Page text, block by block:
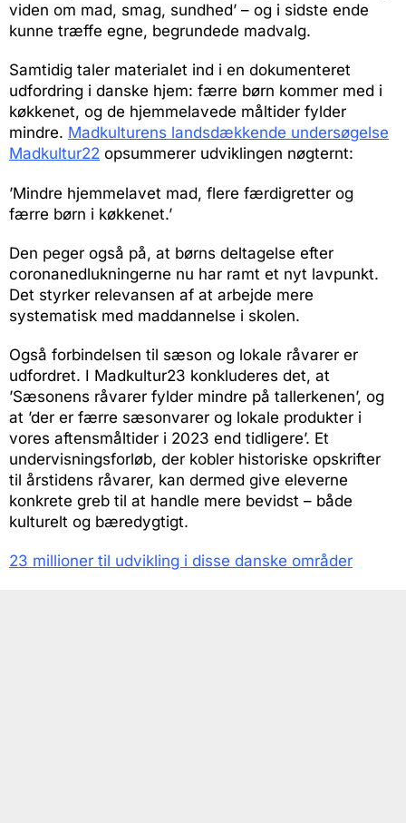
viden om mad, smag, sundhed’ – og i sidste ende
kunne træffe egne, begrundede madvalg.
Samtidig taler materialet ind i en dokumenteret
udfordring i danske hjem: færre børn kommer med i
køkkenet, og de hjemmelavede måltider fylder
mindre. Madkulturens landsdækkende undersøgelse
Madkultur22 opsummerer udviklingen nøgternt:
’Mindre hjemmelavet mad, flere færdigretter og
færre børn i køkkenet.’
Den peger også på, at børns deltagelse efter
coronanedlukningerne nu har ramt et nyt lavpunkt.
Det styrker relevansen af at arbejde mere
systematisk med maddannelse i skolen.
Også forbindelsen til sæson og lokale råvarer er
udfordret. I Madkultur23 konkluderes det, at
’Sæsonens råvarer fylder mindre på tallerkenen’, og
at ’der er færre sæsonvarer og lokale produkter i
vores aftensmåltider i 2023 end tidligere’. Et
undervisningsforløb, der kobler historiske opskrifter
til årstidens råvarer, kan dermed give eleverne
konkrete greb til at handle mere bevidst – både
kulturelt og bæredygtigt.
23 millioner til udvikling i disse danske områder